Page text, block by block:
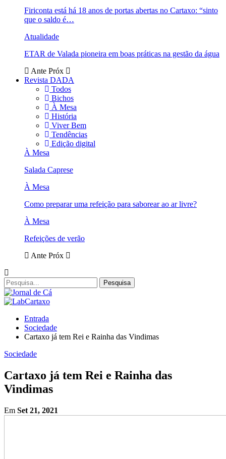
Firiconta está há 18 anos de portas abertas no Cartaxo: “sinto
que o saldo é…
Atualidade
ETAR de Valada pioneira em boas práticas na gestão da água
Ante Próx
Revista DADA
Todos
Bichos
À Mesa
História
Viver Bem
Tendências
Edição digital
À Mesa
Salada Caprese
À Mesa
Como preparar uma refeição para saborear ao ar livre?
À Mesa
Refeições de verão
Ante Próx
Entrada
Sociedade
Cartaxo já tem Rei e Rainha das Vindimas
Sociedade
Cartaxo já tem Rei e Rainha das
Vindimas
Em Set 21, 2021